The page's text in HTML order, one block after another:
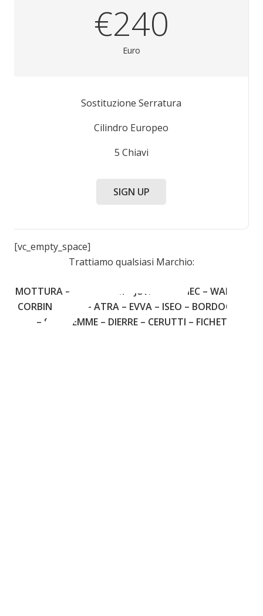
€240
Euro
Sostituzione Serratura
Cilindro Europeo
5 Chiavi
SIGN UP
[vc_empty_space]
Trattiamo qualsiasi Marchio:
MOTTURA – CISA – FIAM – JUWEL – OMEC – WALLY –
CORBIN – YALE – ATRA – EVVA – ISEO – BORDOGNA
– SECUREMME – DIERRE – CERUTTI – FICHET